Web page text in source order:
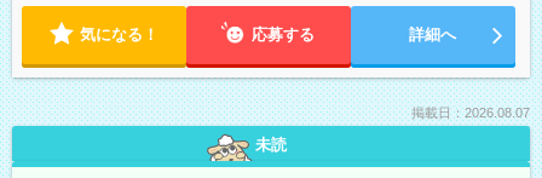
気になる！ 応募する 詳細へ
掲載日：2026.08.07
未読